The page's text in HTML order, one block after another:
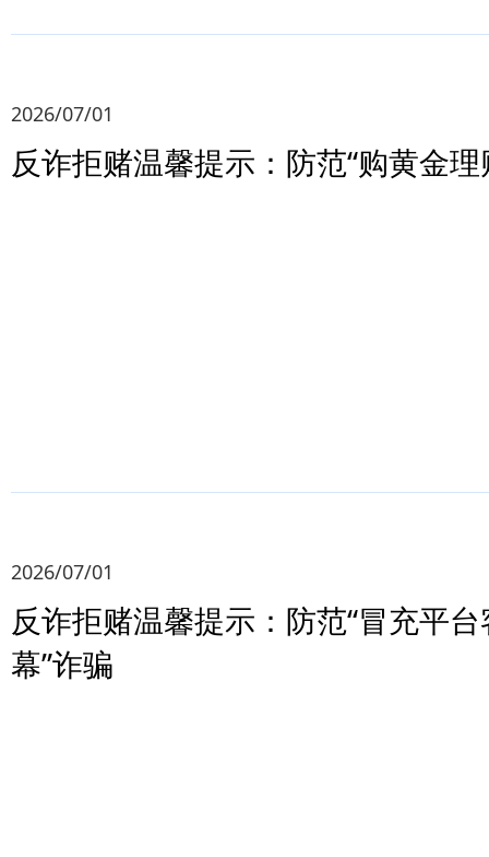
2026/07/01
反诈拒赌温馨提示：防范“购黄金理
2026/07/01
反诈拒赌温馨提示：防范“冒充平
幕”诈骗